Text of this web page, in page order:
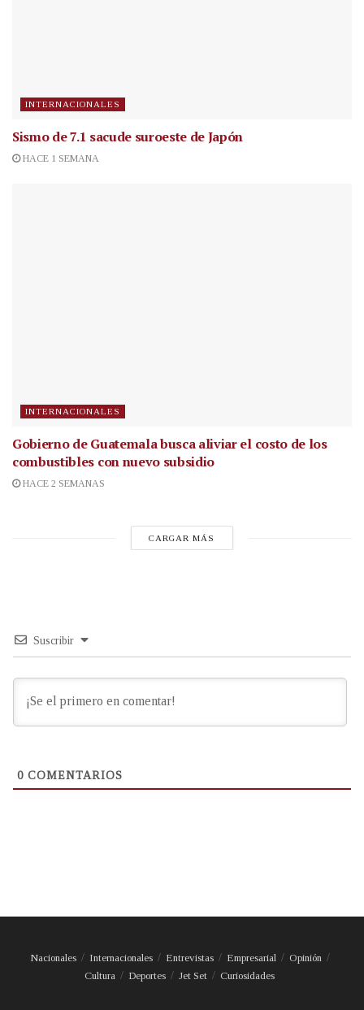
INTERNACIONALES
Sismo de 7.1 sacude suroeste de Japón
HACE 1 SEMANA
INTERNACIONALES
Gobierno de Guatemala busca aliviar el costo de los
combustibles con nuevo subsidio
HACE 2 SEMANAS
CARGAR MÁS
Suscribir
0 COMENTARIOS
Nacionales Internacionales Entrevistas Empresarial
Opinión
Cultura
Deportes Jet Set Curiosidades